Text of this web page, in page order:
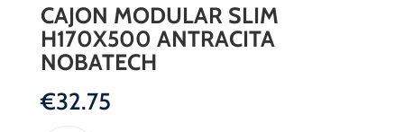
CAJON MODULAR SLIM
H170X500 ANTRACITA
NOBATECH
€32.75